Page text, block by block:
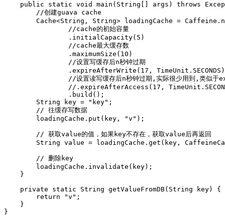
public static void main(String[] args) throws
        //创建guava cache
Cache<String, String> loadingCache =
                //cache的初始容量
                .initialCapacity(5)
                //cache最大缓存数
                .maximumSize(10)
                //设置写缓存后n秒钟过期
                .expireAfterWrite(17, TimeUnit.SECONDS)
//设置读写缓存后n秒钟过期,实际很少用到,类似
//.expireAfterAccess(17,
                .build();
        String key = "key";
        // 往缓存写数据
        loadingCache.put(key, "v");
        // 获取value的值，如果key不存在，获取value后再返回
String value = loadingCache.get(key,
        // 删除key
        loadingCache.invalidate(key);
    }
    private static String getValueFromDB(String key) {
        return "v";
    }